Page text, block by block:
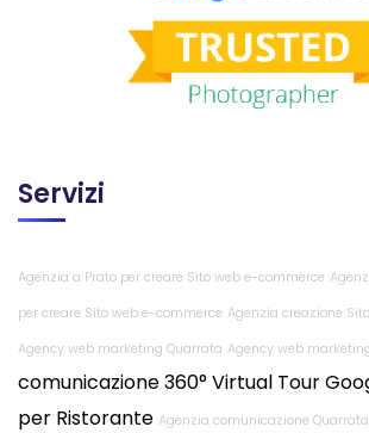
Servizi
Agenzia a Prato per creare Sito web e-commerce
per creare Sito web e-commerce Agenzia creazione
Agency web marketing Quarrata Agency web
comunicazione360° Virtual Tour
per Ristorante Agenzia comunicazione Quarrata